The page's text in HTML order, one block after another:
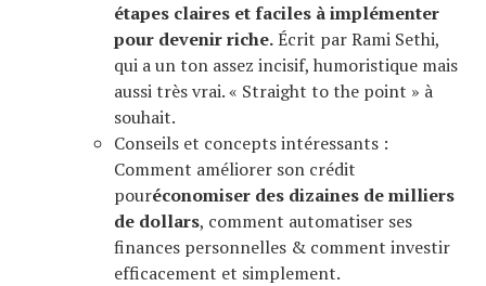
étapes claires et faciles à implémenter
pour devenir riche.Écrit par Rami Sethi,
qui a un ton assez incisif, humoristique mais
aussi très vrai. « Straight to the point » à
souhait.
Conseils et concepts intéressants :
Comment améliorer son crédit
pouréconomiser des dizaines de milliers
de dollars, comment automatiser ses
finances personnelles & comment investir
efficacement et simplement.